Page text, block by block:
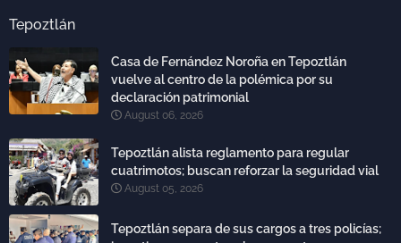
Tepoztlán
Casa de Fernández Noroña en Tepoztlán
vuelve al centro de la polémica por su
declaración patrimonial
August 06, 2026
Tepoztlán alista reglamento para regular
cuatrimotos; buscan reforzar la seguridad vial
August 05, 2026
Tepoztlán separa de sus cargos a tres policías;